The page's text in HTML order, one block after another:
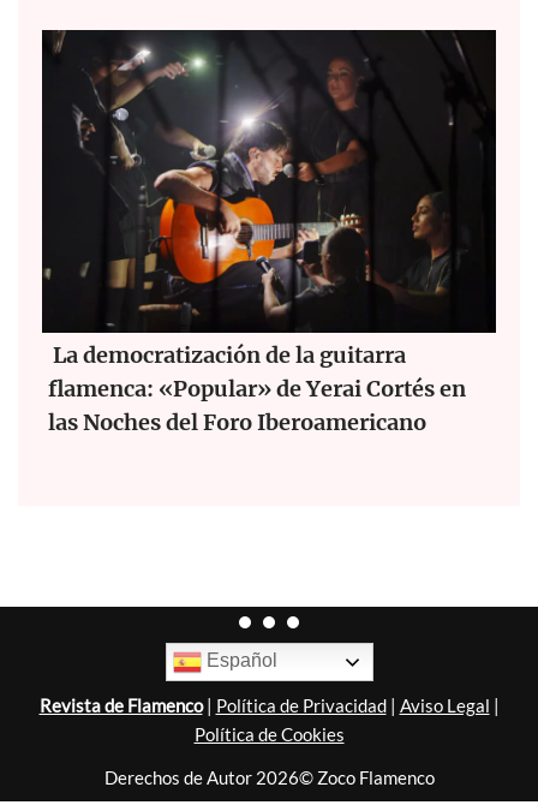
La democratización de la guitarra
flamenca: «Popular» de Yerai Cortés en
las Noches del Foro Iberoamericano
Español
Revista de Flamenco| Política de Privacidad| Aviso Legal |
Política de Cookies
Derechos de Autor 2026© Zoco Flamenco